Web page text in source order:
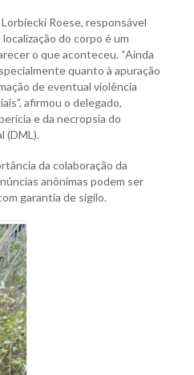
Roese, responsável
do corpo é um
o que aconteceu. “Ainda
quanto à apuração
de eventual violência
afirmou o delegado,
e da necropsia do
(DML).
da colaboração da
anônimas podem ser
garantia de sigilo.